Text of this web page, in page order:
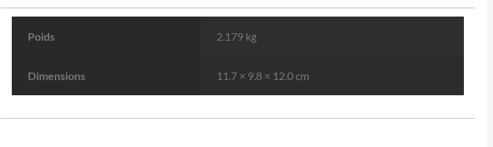
Poids 2.179 kg
Dimensions 11.7 × 9.8 × 12.0 cm